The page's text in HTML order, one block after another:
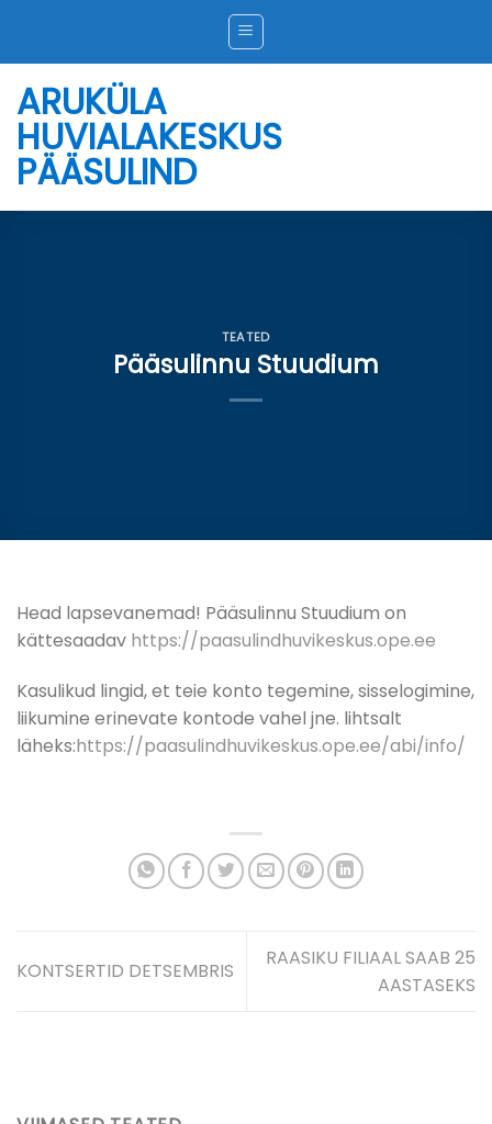
content
ARUKÜLA
HUVIALAKESKUS
PÄÄSULIND
TEATED
Pääsulinnu Stuudium
Head lapsevanemad! Pääsulinnu Stuudium on
kättesaadav https://paasulindhuvikeskus.ope.ee
Kasulikud lingid, et teie konto tegemine, sisselogimine,
liikumine erinevate kontode vahel jne. lihtsalt
läheks:https://paasulindhuvikeskus.ope.ee/abi/info/
KONTSERTID DETSEMBRIS
RAASIKU FILIAAL SAAB 25
AASTASEKS